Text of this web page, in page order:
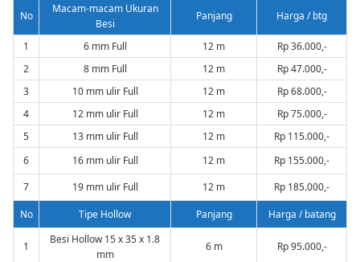
No
Macam-macam Ukuran
Besi
Panjang Harga / btg
1 6 mm Full 12 m
Rp 36.000,-
2
8 mm Full 12 m
Rp 47.000,-
3
10 mm ulir Full 12 m
Rp 68.000,-
4
12 mm ulir Full 12 m
Rp 75.000,-
5
13 mm ulir Full 12 m
Rp 115.000,-
6
16 mm ulir Full 12 m
Rp 155.000,-
7
19 mm ulir Full 12 m
Rp 185.000,-
No
Tipe Hollow Panjang Harga / batang
1
Besi Hollow 15 x 35 x 1.8
mm
6 m Rp 95.000,-